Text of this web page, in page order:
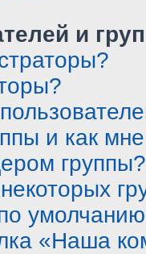
и
и как
группы?
«Наша